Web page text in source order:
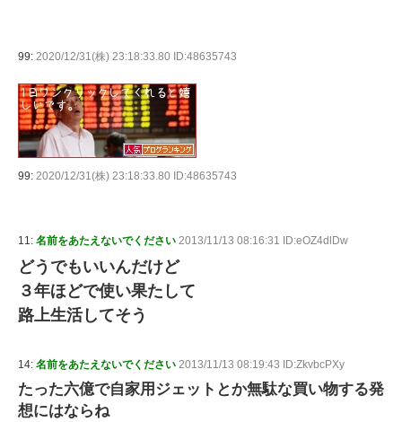
99: 2020/12/31(株) 23:18:33.80 ID:48635743
99: 2020/12/31(株) 23:18:33.80 ID:48635743
11: 名前をあたえないでください 2013/11/13 08:16:31 ID:eOZ4dlDw
どうでもいいんだけど
３年ほどで使い果たして
路上生活してそう
14: 名前をあたえないでください 2013/11/13 08:19:43 ID:ZkvbcPXy
たった六億で自家用ジェットとか無駄な買い物する発
想にはならね